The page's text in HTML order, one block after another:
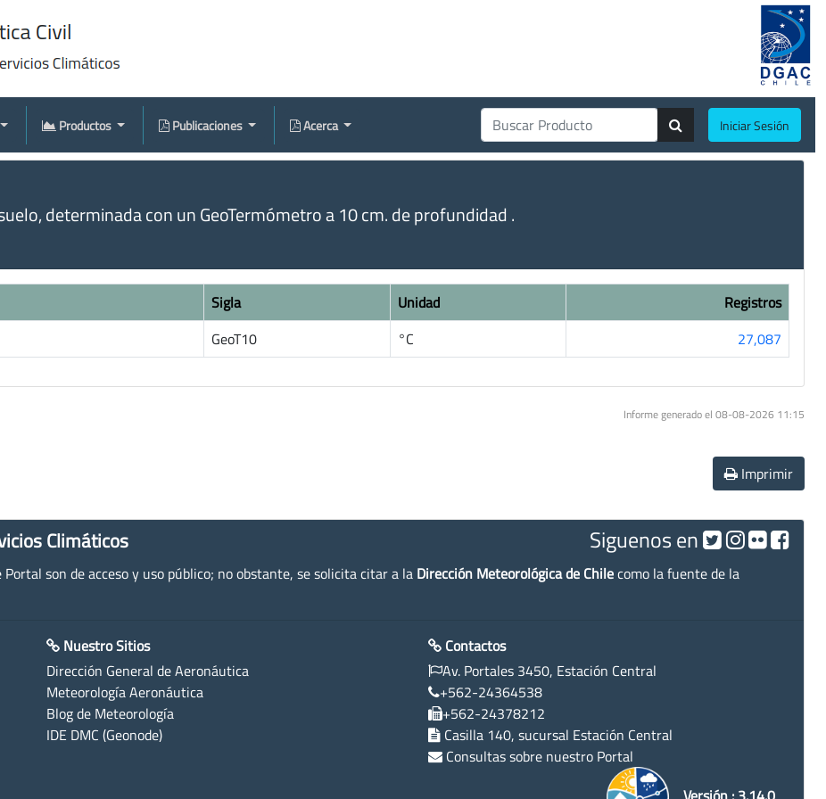
Productos Publicaciones Acerca Iniciar Sesión
determinada con un GeoTermómetro a 10 cm. de profundidad .
Sigla Unidad
Registros
GeoT10 °C 27,087
Informe generado el 08-08-2026 11:15
Imprimir
Climáticos Siguenos en
son de acceso y uso público; no obstante, se solicita citar a la Dirección Meteorológica de Chilecomo la fuente de la
Nuestro Sitios
Dirección General de Aeronáutica
Meteorología Aeronáutica
Blog de Meteorología
IDE DMC (Geonode)
Contactos
Av. Portales 3450, Estación Central
+562-24364538
+562-24378212
Casilla 140, sucursal Estación Central
Consultas sobre nuestro Portal